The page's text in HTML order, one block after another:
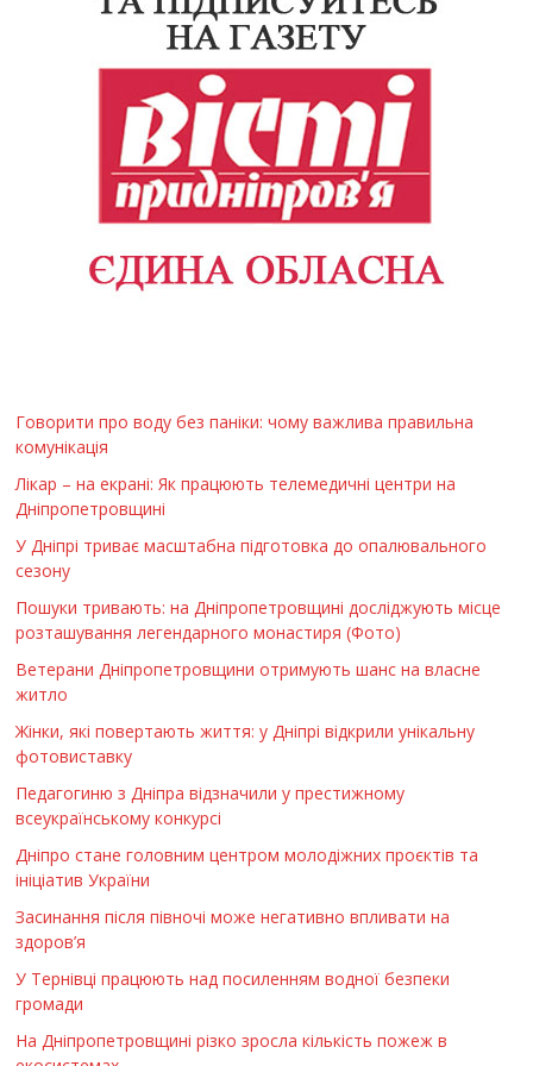
Говорити про воду без паніки: чому важлива правильна
комунікація
Лікар – на екрані: Як працюють телемедичні центри на
Дніпропетровщині
У Дніпрі триває масштабна підготовка до опалювального
сезону
Пошуки тривають: на Дніпропетровщині досліджують місце
розташування легендарного монастиря (Фото)
Ветерани Дніпропетровщини отримують шанс на власне
житло
Жінки, які повертають життя: у Дніпрі відкрили унікальну
фотовиставку
Педагогиню з Дніпра відзначили у престижному
всеукраїнському конкурсі
Дніпро стане головним центром молодіжних проєктів та
ініціатив України
Засинання після півночі може негативно впливати на
здоров’я
У Тернівці працюють над посиленням водної безпеки
громади
На Дніпропетровщині різко зросла кількість пожеж в